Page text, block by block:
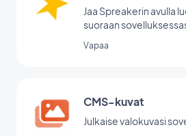
Jaa Spreakerin avulla
suoraan
Vapaa
CMS-kuvat
Julkaise valokuvasi